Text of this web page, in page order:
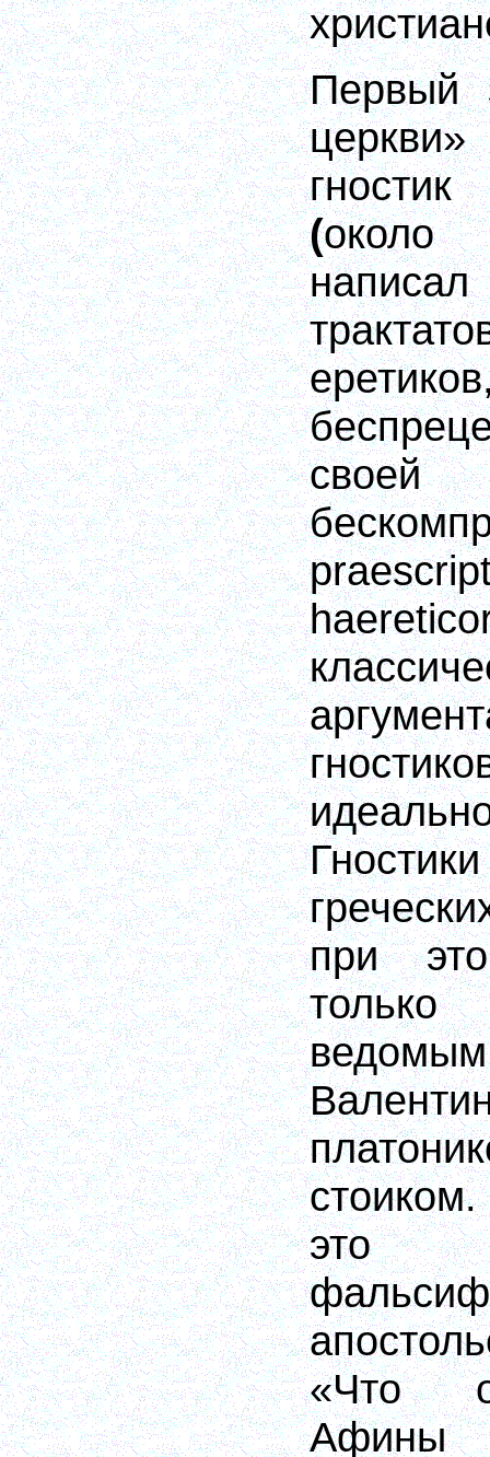
Первый
(
своей
при
это
«Что
Афины